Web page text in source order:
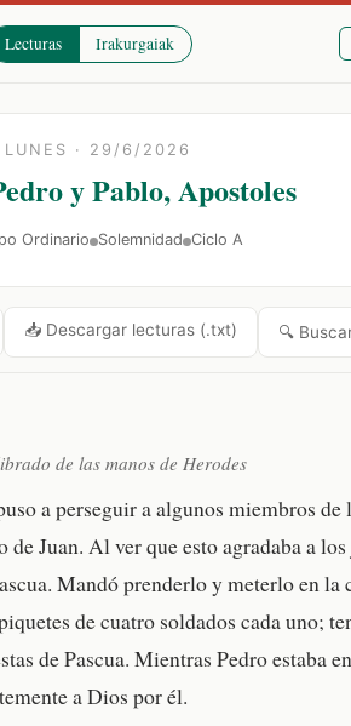
Lecturas Irakurgaiak
LUNES · 29/6/2026
y Pablo, Apostoles
Ordinario Solemnidad Ciclo A
📥 Descargar lecturas (.txt) 🔍
de las manos de Herodes
a perseguir a algunos miembros
de Juan. Al ver que esto agradaba a
Mandó prenderlo y meterlo en la
de cuatro soldados cada uno;
de Pascua. Mientras Pedro estaba
a Dios por él.